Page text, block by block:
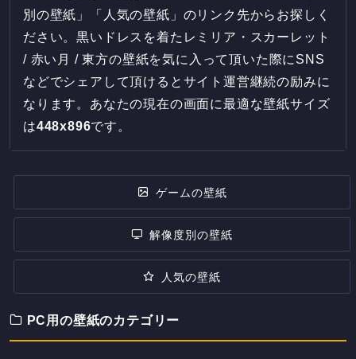
別の壁紙」「人気の壁紙」のリンク先からお探しく
ださい。黒いドレスを着たレミリア・スカーレット
/ 赤い月 / 東方の壁紙を気に入って頂いた際にSNS
などでシェアして頂けるとサイト運営継続の励みに
なります。あなたの現在の画面に最適な壁紙サイズ
は448x896です。
ゲームの壁紙
解像度別の壁紙
人気の壁紙
PC用の壁紙のカテゴリー